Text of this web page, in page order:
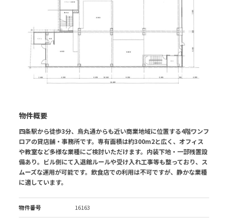
物件概要
四条駅から徒歩3分、烏丸通からも近い商業地域に位置する4階ワンフ
ロアの貸店舗・事務所です。専有面積は約300m2と広く、オフィス
や教室など多様な業種にご検討いただけます。内装下地・一部残置設
備あり。ビル側にて入退館ルールや受け入れ工事等も整っており、ス
ムーズな運用が可能です。飲食店での利用は不可ですが、静かな業種
に適しています。
物件番号 16163